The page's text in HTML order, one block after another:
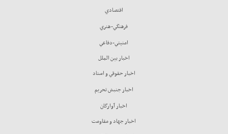
اقتصادي
فرهنگي-هنري
امنيتي-دفاعي
اخبار بين الملل
اخبار حقوقي و اسناد
اخبار جنبش تحريم
اخبار آوارگان
اخبار جهاد و مقاومت